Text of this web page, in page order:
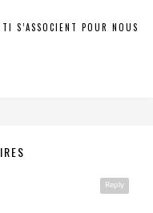
S’ASSOCIENT POUR NOUS
Reply